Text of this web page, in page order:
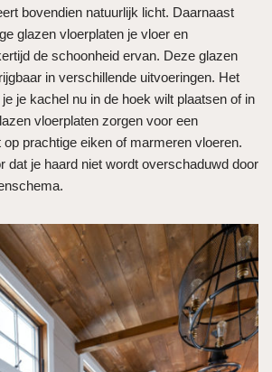
bovendien natuurlijk licht. Daarnaast
glazen vloerplaten je vloer en
de schoonheid ervan. Deze glazen
in verschillende uitvoeringen. Het
je kachel nu in de hoek wilt plaatsen of in
vloerplaten zorgen voor een
prachtige eiken of marmeren vloeren.
dat je haard niet wordt overschaduwd door